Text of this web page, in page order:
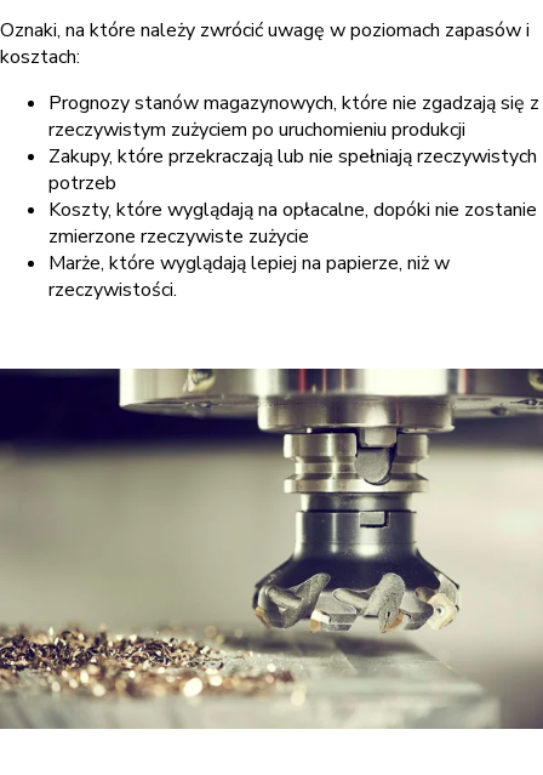
Oznaki, na które należy zwrócić uwagę w poziomach zapasów i
kosztach:
Prognozy stanów magazynowych, które nie zgadzają się z
rzeczywistym zużyciem po uruchomieniu produkcji
Zakupy, które przekraczają lub nie spełniają rzeczywistych
potrzeb
Koszty, które wyglądają na opłacalne, dopóki nie zostanie
zmierzone rzeczywiste zużycie
Marże, które wyglądają lepiej na papierze, niż w
rzeczywistości.